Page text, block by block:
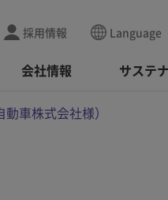
採用情報 Language
会社情報 サステ
車株式会社様）